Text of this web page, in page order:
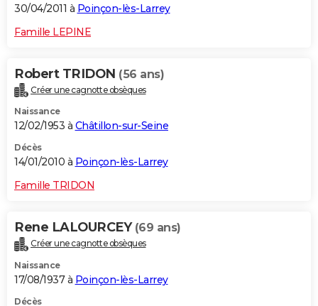
30/04/2011 à Poinçon-lès-Larrey
Famille LEPINE
Robert TRIDON (56 ans)
Créer une cagnotte obsèques
Naissance
12/02/1953 à Châtillon-sur-Seine
Décès
14/01/2010 à Poinçon-lès-Larrey
Famille TRIDON
Rene LALOURCEY (69 ans)
Créer une cagnotte obsèques
Naissance
17/08/1937 à Poinçon-lès-Larrey
Décès